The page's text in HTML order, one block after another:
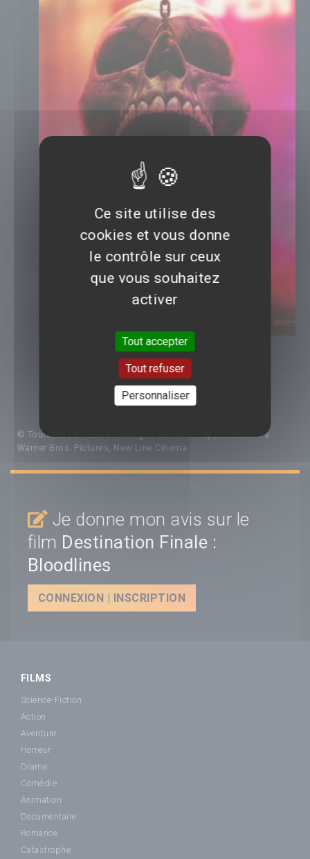
© Toutes les affiches et images de ce film appartiennent à :
Warner Bros. Pictures, New Line Cinema
Je donne mon avis sur le
film Destination Finale :
Bloodlines
CONNEXION | INSCRIPTION
FILMS
Science-Fiction
Action
Aventure
Horreur
Drame
Comédie
Animation
Documentaire
Romance
Catastrophe
Ce site utilise des
cookies et vous donne
le contrôle sur ceux
que vous souhaitez
activer
Tout accepter
Tout refuser
Personnaliser